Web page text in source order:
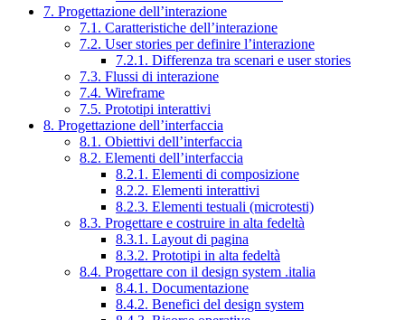
7. Progettazione dell’interazione
7.1. Caratteristiche dell’interazione
7.2. User stories per definire l’interazione
7.2.1. Differenza tra scenari e user stories
7.3. Flussi di interazione
7.4. Wireframe
7.5. Prototipi interattivi
8. Progettazione dell’interfaccia
8.1. Obiettivi dell’interfaccia
8.2. Elementi dell’interfaccia
8.2.1. Elementi di composizione
8.2.2. Elementi interattivi
8.2.3. Elementi testuali (microtesti)
8.3. Progettare e costruire in alta fedeltà
8.3.1. Layout di pagina
8.3.2. Prototipi in alta fedeltà
8.4. Progettare con il design system .italia
8.4.1. Documentazione
8.4.2. Benefici del design system